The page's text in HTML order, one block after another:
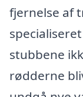
fjernelse af
stubbene
rødderne